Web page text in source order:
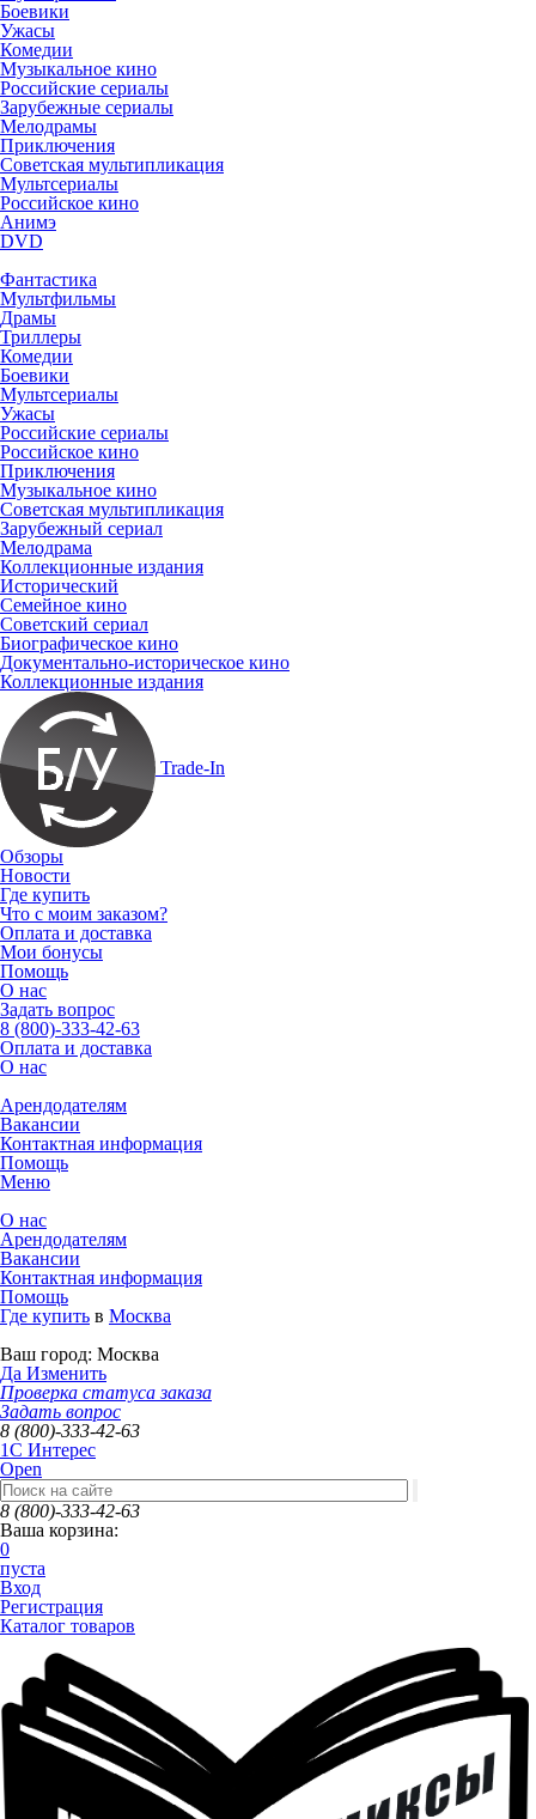
Боевики
Ужасы
Комедии
Музыкальное кино
Российские сериалы
Зарубежные сериалы
Мелодрамы
Приключения
Советская мультипликация
Мультсериалы
Российское кино
Анимэ
DVD
Фантастика
Мультфильмы
Драмы
Триллеры
Комедии
Боевики
Мультсериалы
Ужасы
Российские сериалы
Российское кино
Приключения
Музыкальное кино
Советская мультипликация
Зарубежный сериал
Мелодрама
Коллекционные издания
Исторический
Семейное кино
Советский сериал
Биографическое кино
Документально-историческое кино
Коллекционные издания
Trade-In
Обзоры
Новости
Где купить
Что с моим заказом?
Оплата и доставка
Мои бонусы
Помощь
О нас
Задать вопрос
8 (800)-333-42-63
Оплата и доставка
О нас
Арендодателям
Вакансии
Контактная информация
Помощь
Меню
О нас
Арендодателям
Вакансии
Контактная информация
Помощь
Где купить в Москва
Ваш город: Москва
Да Изменить
Проверка статуса заказа
Задать вопрос
8 (800)-333-42-63
1C Интерес
Open
8 (800)-333-42-63
Ваша корзина:
0
пуста
Вход
Регистрация
Каталог товаров